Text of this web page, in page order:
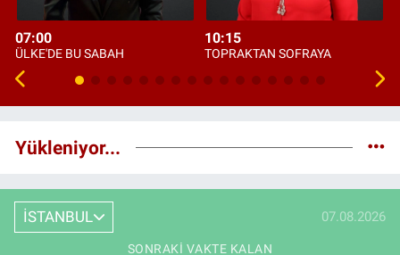
07:00
ÜLKE'DE BU SABAH
10:15
TOPRAKTAN SOFRAYA
Yükleniyor...
İSTANBUL 07.08.2026
SONRAKI VAKTE KALAN